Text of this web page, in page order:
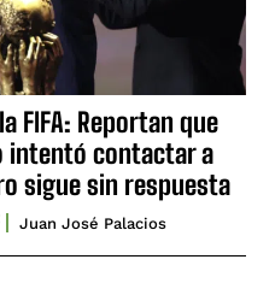
FIFA: Reportan que
intentó contactar a
sigue sin respuesta
Juan José Palacios